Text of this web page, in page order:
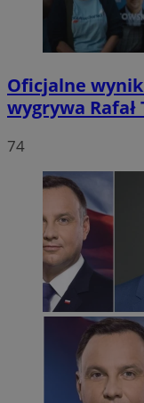
Oficjalne
wygrywa
74